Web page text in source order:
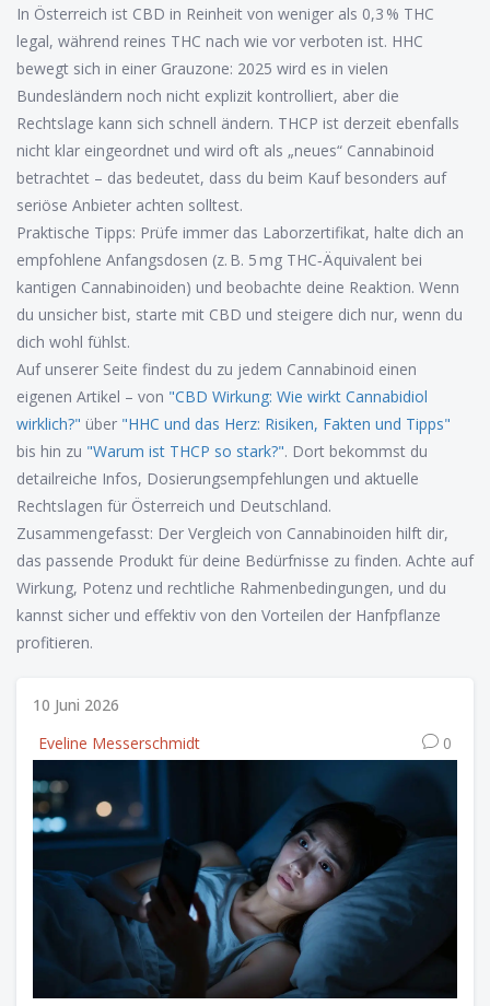
In Österreich ist CBD in Reinheit von weniger als 0,3 % THC
legal, während reines THC nach wie vor verboten ist. HHC
bewegt sich in einer Grauzone: 2025 wird es in vielen
Bundesländern noch nicht explizit kontrolliert, aber die
Rechtslage kann sich schnell ändern. THCP ist derzeit ebenfalls
nicht klar eingeordnet und wird oft als „neues“ Cannabinoid
betrachtet – das bedeutet, dass du beim Kauf besonders auf
seriöse Anbieter achten solltest.
Praktische Tipps: Prüfe immer das Laborzertifikat, halte dich an
empfohlene Anfangsdosen (z. B. 5 mg THC‑Äquivalent bei
kantigen Cannabinoiden) und beobachte deine Reaktion. Wenn
du unsicher bist, starte mit CBD und steigere dich nur, wenn du
dich wohl fühlst.
Auf unserer Seite findest du zu jedem Cannabinoid einen
eigenen Artikel – von "CBD Wirkung: Wie wirkt Cannabidiol
wirklich?" über "HHC und das Herz: Risiken, Fakten und Tipps"
bis hin zu "Warum ist THCP so stark?". Dort bekommst du
detailreiche Infos, Dosierungsempfehlungen und aktuelle
Rechtslagen für Österreich und Deutschland.
Zusammengefasst: Der Vergleich von Cannabinoiden hilft dir,
das passende Produkt für deine Bedürfnisse zu finden. Achte auf
Wirkung, Potenz und rechtliche Rahmenbedingungen, und du
kannst sicher und effektiv von den Vorteilen der Hanfpflanze
profitieren.
10 Juni 2026
Eveline Messerschmidt
0